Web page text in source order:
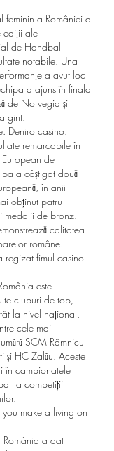
a României a
ediții ale
de Handbal
notabile. Una
a avut loc
a ajuns în finala
de Norvegia și
Deniro casino.
remarcabile în
de
a câștigat două
în anii
obținut patru
medalii de bronz.
calitatea
române.
regizat fimul casino
este
cluburi de top,
la nivel național,
cele mai
SCM Râmnicu
și HC Zalău. Aceste
în campionatele
la competiții
make a living on
a dat